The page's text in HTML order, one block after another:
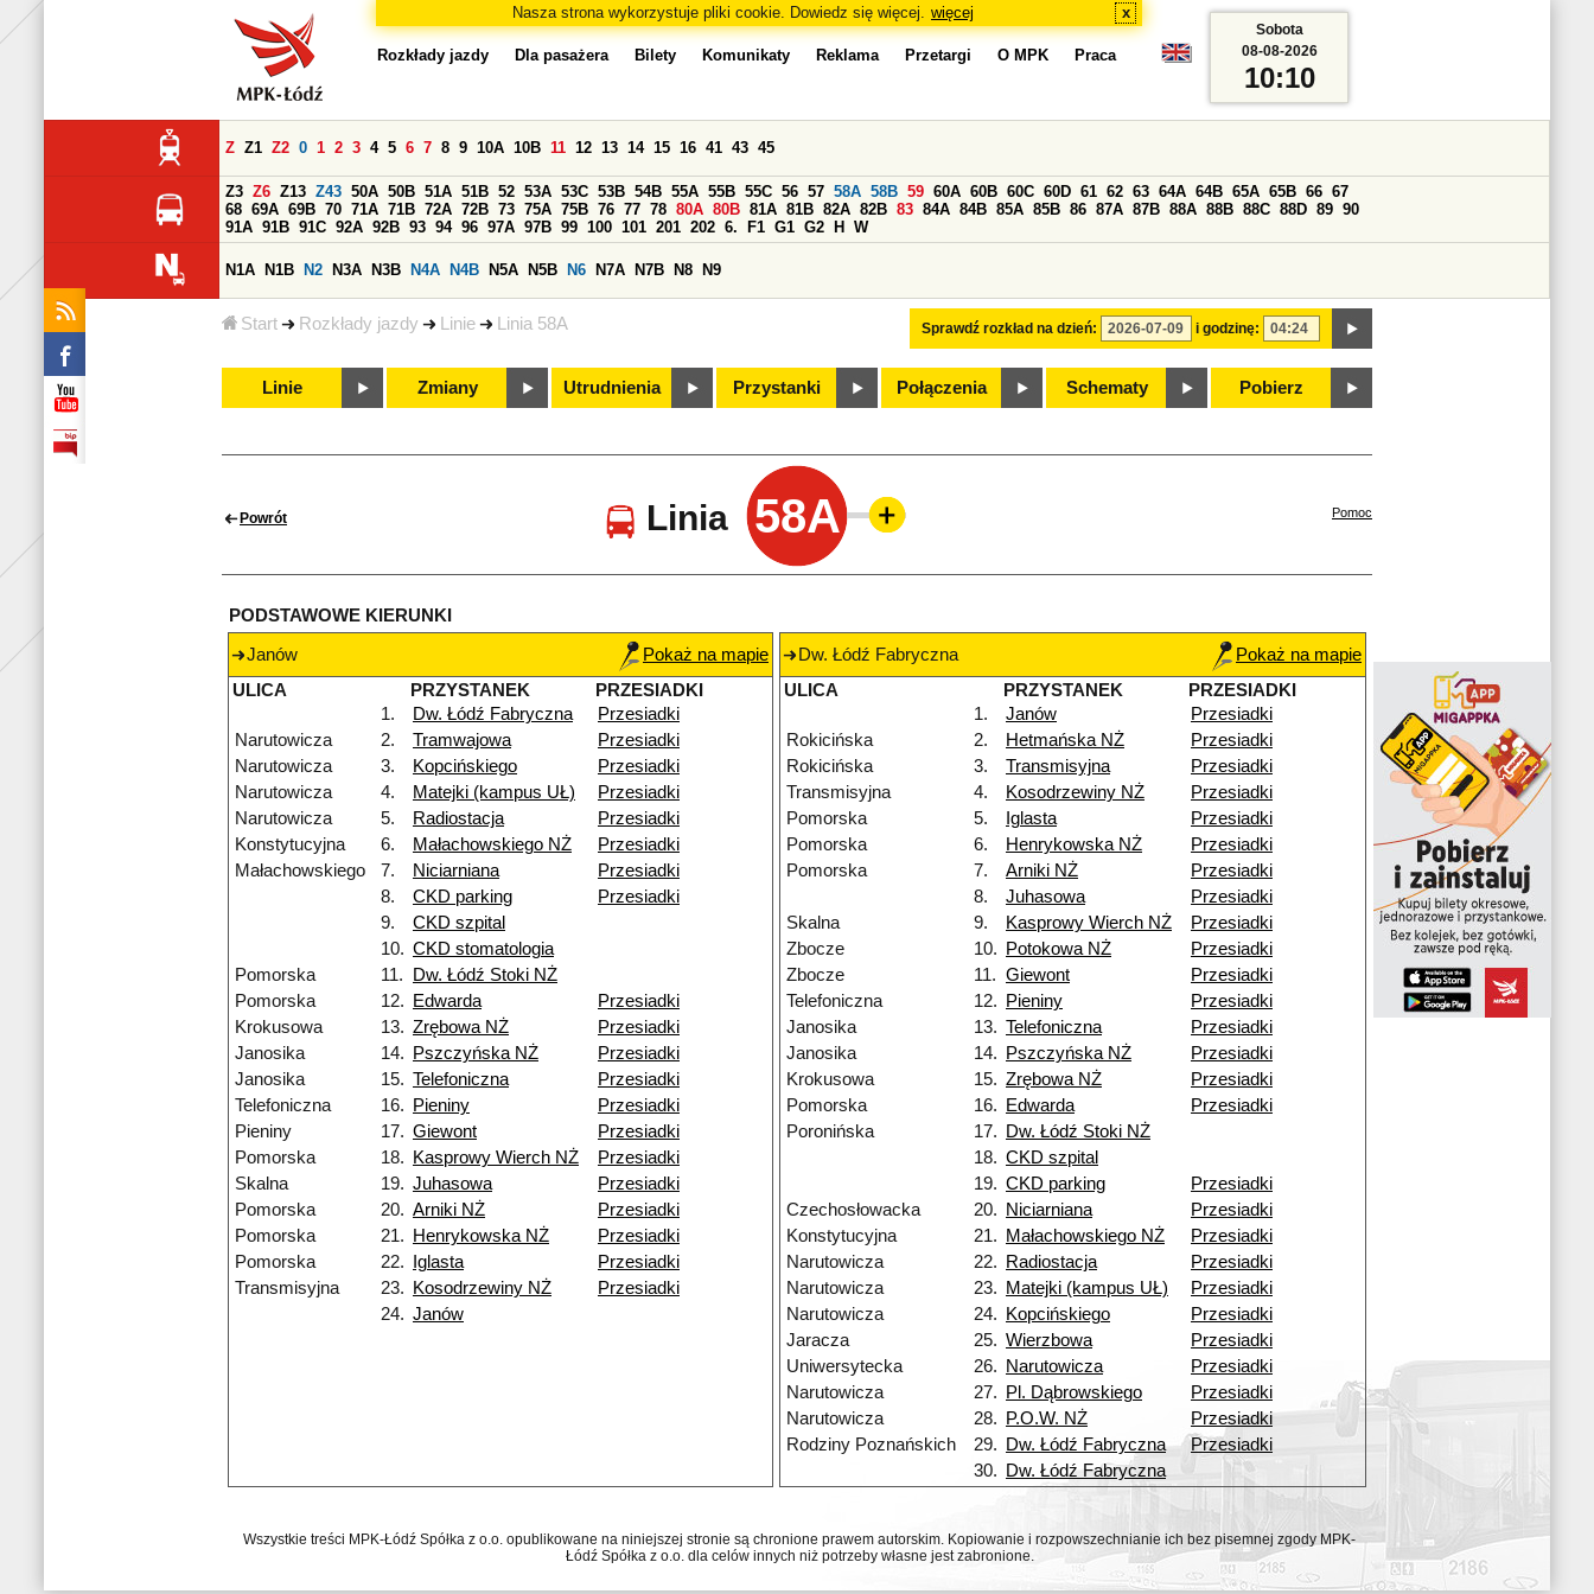
Nasza strona wykorzystuje pliki cookie. Dowiedz się więcej. więcej x
Start Rozkłady jazdy Linie Linia 58A
Rozkłady jazdy Dla pasażera Bilety Komunikaty Reklama Przetargi O MPK Praca
Sprawdź rozkład na dzień: i godzinę:
Z Z1 Z2 0 1 2 3 4 5 6 7 8 9 10A 10B 11 12 13 14 15 16 41 43 45
Z3 Z6 Z13 Z43 50A 50B 51A 51B 52 53A 53C 53B 54B 55A 55B 55C 56 57 58A 58B 59 60A 60B 60C 60D 61 62 63 64A 64B 65A 65B 66 67
68 69A 69B 70 71A 71B 72A 72B 73 75A 75B 76 77 78 80A 80B 81A 81B 82A 82B 83 84A 84B 85A 85B 86 87A 87B 88A 88B 88C 88D 89 90
91A 91B 91C 92A 92B 93 94 96 97A 97B 99 100 101 201 202 6. F1 G1 G2 H W
N1A N1B N2 N3A N3B N4A N4B N5A N5B N6 N7A N7B N8 N9
Linie Zmiany Utrudnienia Przystanki Połączenia Schematy Pobierz
Sobota
08-08-2026
10:10
Powrót Linia 58A Pomoc
PODSTAWOWE KIERUNKI
Janów
Pokaż na mapie
ULICA
PRZYSTANEK
PRZESIADKI
1.
Dw. Łódź Fabryczna
Przesiadki
Narutowicza
2. Tramwajowa
Przesiadki
Narutowicza
3. Kopcińskiego
Przesiadki
Narutowicza
4. Matejki (kampus UŁ)
Przesiadki
Narutowicza
5. Radiostacja
Przesiadki
Konstytucyjna
6. Małachowskiego NŻ
Przesiadki
Małachowskiego
7. Niciarniana
Przesiadki
8.
CKD parking
Przesiadki
9.
CKD szpital
10. CKD stomatologia
Pomorska
11.
Dw. Łódź Stoki NŻ
Pomorska
12. Edwarda
Przesiadki
Krokusowa
13. Zrębowa NŻ
Przesiadki
Janosika
14. Pszczyńska NŻ
Przesiadki
Janosika
15. Telefoniczna
Przesiadki
Telefoniczna
16. Pieniny
Przesiadki
Pieniny
17. Giewont
Przesiadki
Pomorska
18. Kasprowy Wierch NŻ
Przesiadki
Skalna
19. Juhasowa
Przesiadki
Pomorska
20. Arniki NŻ
Przesiadki
Pomorska
21. Henrykowska NŻ
Przesiadki
Pomorska
22. Iglasta
Przesiadki
Transmisyjna
23. Kosodrzewiny NŻ
Przesiadki
24. Janów
Dw. Łódź Fabryczna
Pokaż na mapie
ULICA
PRZYSTANEK
PRZESIADKI
1.
Janów
Przesiadki
Rokicińska
2. Hetmańska NŻ
Przesiadki
Rokicińska
3. Transmisyjna
Przesiadki
Transmisyjna
4. Kosodrzewiny NŻ
Przesiadki
Pomorska
5. Iglasta
Przesiadki
Pomorska
6. Henrykowska NŻ
Przesiadki
Pomorska
7. Arniki NŻ
Przesiadki
8.
Juhasowa
Przesiadki
Skalna
9. Kasprowy Wierch NŻ
Przesiadki
Zbocze
10. Potokowa NŻ
Przesiadki
Zbocze
11. Giewont
Przesiadki
Telefoniczna
12. Pieniny
Przesiadki
Janosika
13. Telefoniczna
Przesiadki
Janosika
14. Pszczyńska NŻ
Przesiadki
Krokusowa
15. Zrębowa NŻ
Przesiadki
Pomorska
16. Edwarda
Przesiadki
Poronińska
17.
Dw. Łódź Stoki NŻ
18. CKD szpital
19. CKD parking
Przesiadki
Czechosłowacka
20. Niciarniana
Przesiadki
Konstytucyjna
21. Małachowskiego NŻ
Przesiadki
Narutowicza
22. Radiostacja
Przesiadki
Narutowicza
23. Matejki (kampus UŁ)
Przesiadki
Narutowicza
24. Kopcińskiego
Przesiadki
Jaracza
25. Wierzbowa
Przesiadki
Uniwersytecka
26. Narutowicza
Przesiadki
Narutowicza
27. Pl. Dąbrowskiego
Przesiadki
Narutowicza
28. P.O.W. NŻ
Przesiadki
Rodziny Poznańskich
29. Dw. Łódź Fabryczna
Przesiadki
30.
Dw. Łódź Fabryczna
Wszystkie treści MPK-Łódź Spółka z o.o. opublikowane na niniejszej stronie są chronione prawem autorskim. Kopiowanie i rozpowszechnianie ich bez pisemnej zgody MPK-
Łódź Spółka z o.o. dla celów innych niż potrzeby własne jest zabronione.